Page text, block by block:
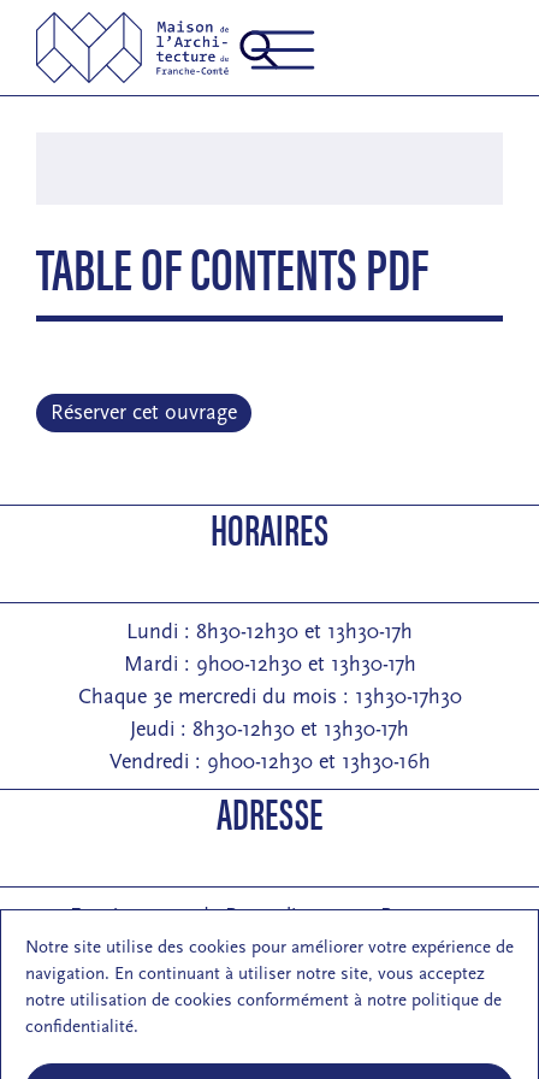
Notre site utilise des cookies pour améliorer votre expérience de
navigation. En continuant à utiliser notre site, vous acceptez
notre utilisation de cookies conformément à notre politique de
confidentialité.
TABLE OF CONTENTS PDF
Réserver cet ouvrage
HORAIRES
Lundi : 8h30-12h30 et 13h30-17h
Mardi : 9h00-12h30 et 13h30-17h
Chaque 3e mercredi du mois : 13h30-17h30
Jeudi : 8h30-12h30 et 13h30-17h
Vendredi : 9h00-12h30 et 13h30-16h
ADRESSE
Entrée : 2 rue de Pontarlier 25000 Besançon
Courrier : 1 rue des Martelots 25000 Besançon
E-mail : contact (at) maisondelarchi-fc.fr